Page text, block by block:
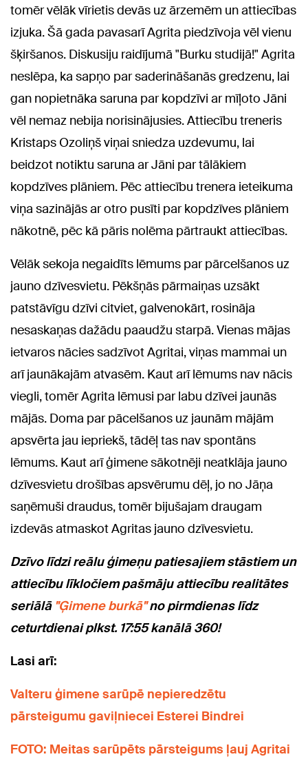
tomēr vēlāk vīrietis devās uz ārzemēm un attiecības
izjuka. Šā gada pavasarī Agrita piedzīvoja vēl vienu
šķiršanos. Diskusiju raidījumā "Burku studijā!" Agrita
neslēpa, ka sapņo par saderināšanās gredzenu, lai
gan nopietnāka saruna par kopdzīvi ar mīļoto Jāni
vēl nemaz nebija norisinājusies.Attiecību treneris
Kristaps Ozoliņš viņai sniedza uzdevumu, lai
beidzot notiktu saruna ar Jāni par tālākiem
kopdzīves plāniem. Pēc attiecību trenera ieteikuma
viņa sazinājās ar otro pusīti par kopdzīves plāniem
nākotnē, pēc kā pāris nolēma pārtraukt attiecības.
Vēlāk sekoja negaidīts lēmums par pārcelšanos uz
jauno dzīvesvietu. Pēkšņās pārmaiņas uzsākt
patstāvīgu dzīvi citviet, galvenokārt, rosināja
nesaskaņas dažādu paaudžu starpā. Vienas mājas
ietvaros nācies sadzīvot Agritai, viņas mammai un
arī jaunākajām atvasēm. Kaut arī lēmums nav nācis
viegli, tomēr Agrita lēmusi par labu dzīvei jaunās
mājās. Doma par pācelšanos uz jaunām mājām
apsvērta jau iepriekš, tādēļ tas nav spontāns
lēmums. Kaut arī ģimene sākotnēji neatklāja jauno
dzīvesvietu drošības apsvērumu dēļ, jo no Jāņa
saņēmuši draudus, tomēr bijušajam draugam
izdevās atmaskot Agritas jauno dzīvesvietu.
Dzīvo līdzi reālu ģimeņu patiesajiem stāstiem un
attiecību līkločiem pašmāju attiecību realitātes
seriālā "Ģimene burkā"no pirmdienas līdz
ceturtdienai plkst. 17:55 kanālā 360!
Lasi arī:
Valteru ģimene sarūpē nepieredzētu
pārsteigumu gaviļniecei Esterei Bindrei
FOTO: Meitas sarūpēts pārsteigums ļauj Agritai